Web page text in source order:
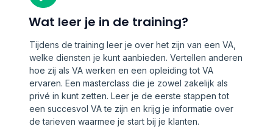
Wat leer je in de training?
Tijdens de training leer je over het zijn van een VA,
welke diensten je kunt aanbieden. Vertellen anderen
hoe zij als VA werken en een opleiding tot VA
ervaren. Een masterclass die je zowel zakelijk als
privé in kunt zetten. Leer je de eerste stappen tot
een succesvol VA te zijn en krijg je informatie over
de tarieven waarmee je start bij je klanten.